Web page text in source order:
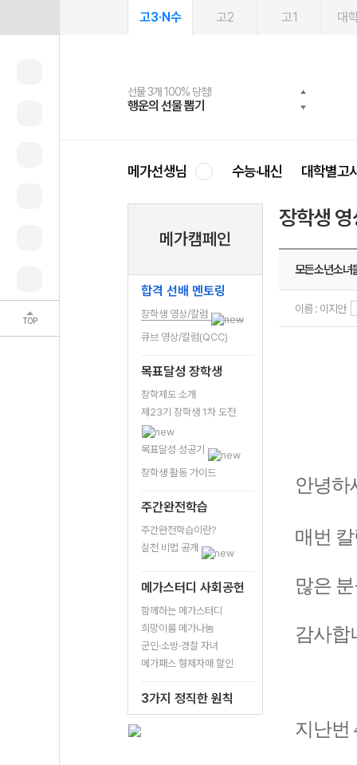
TOP
고3·N수 고2 고1 대
선물 3개 100% 당첨!
행운의 선물 뽑기
선물 100% 증정!
메가스터디 X 올리브
여름방학 스터디 캐시백
메가런 썸머스쿨
2027 러셀 단과
강사 공개선발
스마트러닝앱
설문 EVENT
메가패스
3일 무료 체험권
메가패스 수강생 무료혜택!
메가클럽 멤버십
사회공헌 캠페인
희망이룸 메가나눔
메가선생님 수능·내신 대학별고
메가캠페인
합격 선배 멘토링
장학생 영상/칼럼
큐브 영상/칼럼(QCC)
목표달성 장학생
장학제도 소개
제23기 장학생 1차 도전
목표달성 성공기
장학생 활동 가이드
주간완전학습
주간완전학습이란?
실천 비법 공개
메가스터디 사회공헌
함께하는 메가스터디
희망이룸 메가나눔
군인·소방·경찰 자녀
메가패스 형제자매 할인
3가지 정직한 원칙
장학생
모든소년소녀
이름 : 이지안
안녕하
매번
많은
감사합
지난번